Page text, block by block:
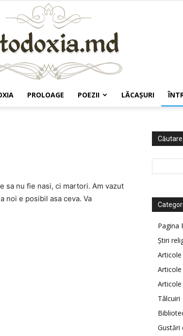
PROLOAGE POEZII LĂCAŞURI
sa nu fie nasi, ci martori. Am vazut
noi e posibil asa ceva. Va
Căutare
Pagina
Știri
Tâlcuiri
Gustări